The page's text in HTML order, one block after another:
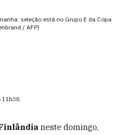
seleção está no Grupo E da Copa
/ AFP)
11h38.
neste domingo,